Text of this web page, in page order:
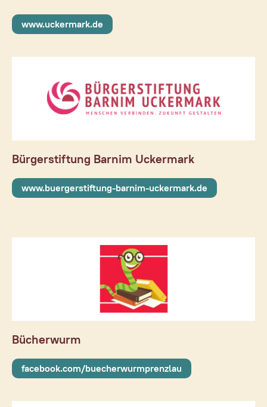
Unsere Partner
Aktuelles
www.uckermark.de
Bürgerstiftung Barnim Uckermark
www.buergerstiftung-barnim-uckermark.de
Bücherwurm
facebook.com/buecherwurmprenzlau